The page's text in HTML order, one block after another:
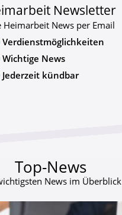
Newsletter
Heimarbeit News per Email
Verdienstmöglichkeiten
Wichtige News
Jederzeit kündbar
Top-News
News im Überblick